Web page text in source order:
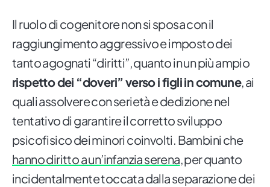
Il ruolo di cogenitore non si sposa con il
raggiungimento aggressivo e imposto dei
tanto agognati “diritti”, quanto in un più ampio
rispetto dei “doveri” verso i figli in comune, ai
quali assolvere con serietà e dedizione nel
tentativo di garantire il corretto sviluppo
psicofisico dei minori coinvolti. Bambini che
hanno diritto a un’infanzia serena, per quanto
incidentalmente toccata dalla separazione dei